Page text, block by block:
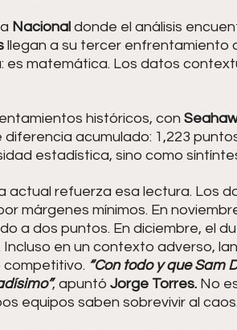
Nacional donde el análisis
llegan a su tercer
es matemática. Los datos
históricos, con
diferencia acumulado: 1,223
estadística, sino como
actual refuerza esa lectura. Los
márgenes mínimos. En
a dos puntos. En diciembre, el
Incluso en un contexto adverso,
competitivo. “Con todo y que Sam
, apuntó Jorge Torres. No
equipos saben sobrevivir al caos.